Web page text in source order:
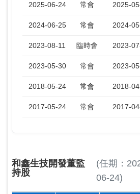
2025-06-24 常會 2025-
2024-06-25 常會 2024-
2023-08-11 臨時會 2023-
2023-05-30 常會 2023-
2018-05-24 常會 2018-
2017-05-24 常會 2017-
和鑫生技開發董監
持股
(任期：
06-24)